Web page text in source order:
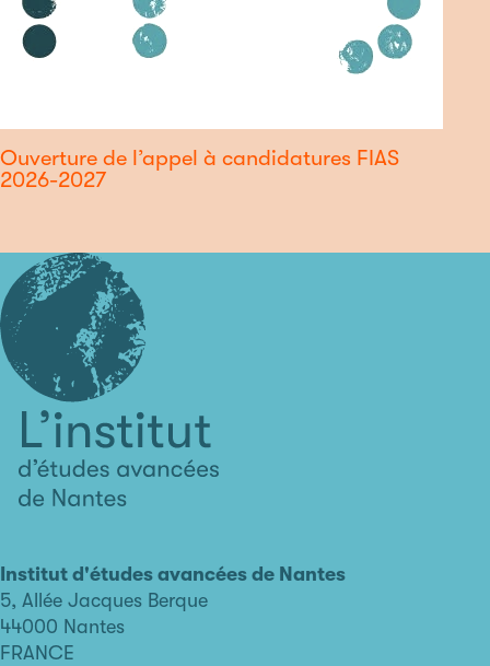
Ouverture de l’appel à candidatures FIAS
2026-2027
avancées
de
Nantes
Institut d'études avancées de Nantes
5, Allée Jacques Berque
44000 Nantes
FRANCE